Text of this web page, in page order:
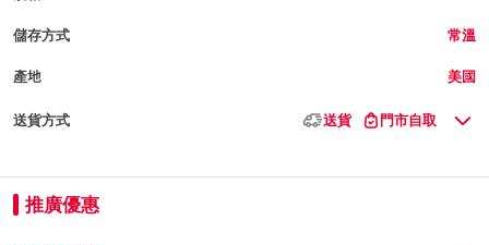
儲存方式 常溫
產地 美國
送貨方式 送貨 門市自取
推廣優惠